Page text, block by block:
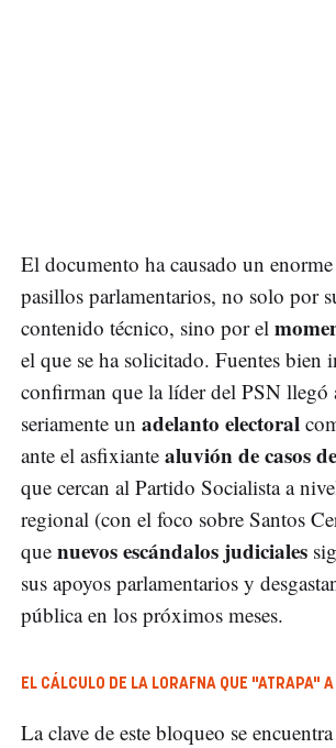
El documento ha causado un
pasillos parlamentarios, no solo por
contenido técnico, sino por el
el que se ha solicitado. Fuentes bien
confirman que la líder del PSN llegó
seriamente un adelanto electoral
ante el asfixiante aluvión de casos
que cercan al Partido Socialista a
regional (con el foco sobre Santos
que nuevos escándalos judiciales
sus apoyos parlamentarios y
pública en los próximos meses.
EL CÁLCULO DE LA LORAFNA QUE "ATRAPA"
La clave de este bloqueo se